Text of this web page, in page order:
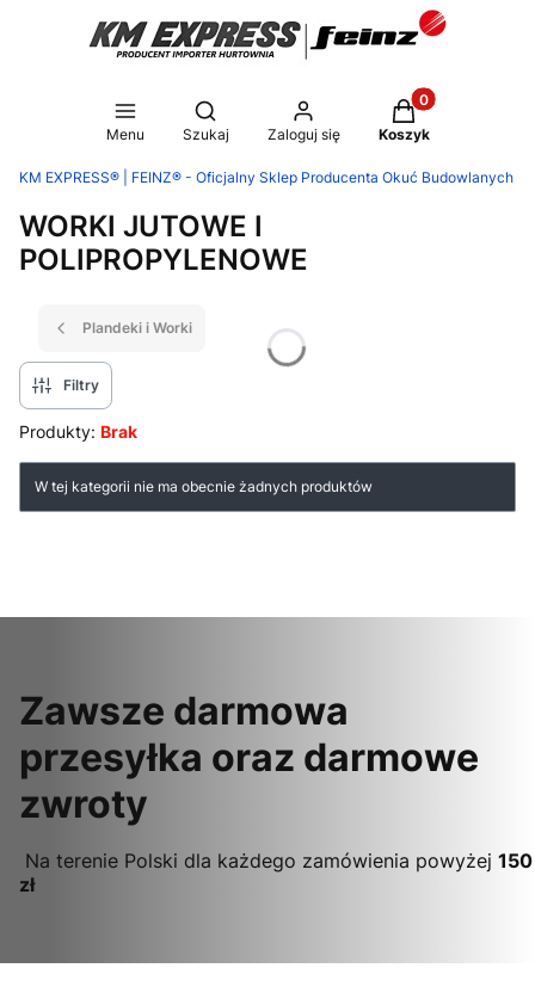
Menu
Otwórz wyszukiwarkę
Szukaj Zaloguj się
Produkty w
Koszyk
KM EXPRESS® | FEINZ® - Oficjalny Sklep Producenta Okuć Budowlanych
WORKI JUTOWE I
POLIPROPYLENOWE
Plandeki i Worki
Filtry
Produkty: Brak
Lista produktów
W tej kategorii nie ma obecnie żadnych produktów
Zawsze darmowa
przesyłka oraz darmowe
zwroty
Na terenie Polski dla każdego zamówienia powyżej 150
zł